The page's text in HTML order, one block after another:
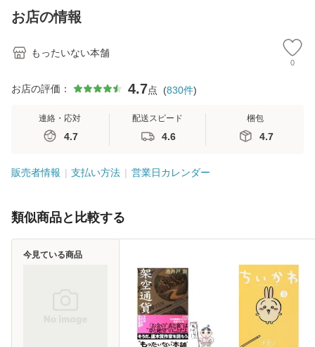
恵 藤本幸三 / 南江
堂 [単行
お店の情報
もったいない本舗
0
お店の評価： 4.7点 (830件)
連絡・応対
4.7
配送スピード
4.6
梱包
4.7
販売者情報 支払い方法 営業日カレンダー
類似商品と比較する
今見ている商品